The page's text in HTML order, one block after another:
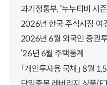
과기정통부, ‘누누티비 시
2026년 한국 주식시장 여
2026년 6월 외국인 증권
‘26년 6월 주택통계
「개인투자용 국채」 8월